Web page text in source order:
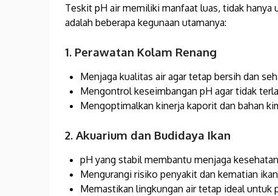
Teskit pH air memiliki manfaat luas, tidak
adalah beberapa kegunaan utamanya:
1. Perawatan Kolam Renang
Menjaga kualitas air agar tetap bersih dan
Mengontrol keseimbangan pH agar tidak
Mengoptimalkan kinerja kaporit dan bahan
2. Akuarium dan Budidaya Ikan
pH yang stabil membantu menjaga
Mengurangi risiko penyakit dan kematian
Memastikan lingkungan air tetap ideal untuk